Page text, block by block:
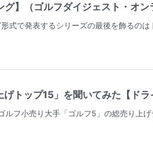
】（ゴルフダイジェスト・オン
式で発表するシリーズの最後を飾るの
トップ15」を聞いてみた【ドラ
フ小売り大手「ゴルフ5」の総売り上